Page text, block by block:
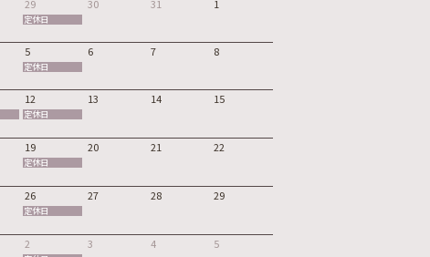
29
定休日
30 31 1
5
定休日
6 7 8
12
定休日
13 14 15
19
定休日
20 21 22
26
定休日
27 28 29
2 3 4 5